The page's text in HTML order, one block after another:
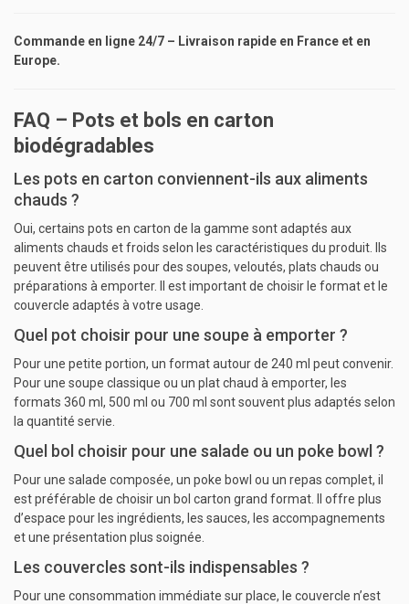
Commande en ligne 24/7 – Livraison rapide en France et en
Europe.
FAQ – Pots et bols en carton
biodégradables
Les pots en carton conviennent-ils aux aliments
chauds ?
Oui, certains pots en carton de la gamme sont adaptés aux
aliments chauds et froids selon les caractéristiques du produit. Ils
peuvent être utilisés pour des soupes, veloutés, plats chauds ou
préparations à emporter. Il est important de choisir le format et le
couvercle adaptés à votre usage.
Quel pot choisir pour une soupe à emporter ?
Pour une petite portion, un format autour de 240 ml peut convenir.
Pour une soupe classique ou un plat chaud à emporter, les
formats 360 ml, 500 ml ou 700 ml sont souvent plus adaptés selon
la quantité servie.
Quel bol choisir pour une salade ou un poke bowl ?
Pour une salade composée, un poke bowl ou un repas complet, il
est préférable de choisir un bol carton grand format. Il offre plus
d’espace pour les ingrédients, les sauces, les accompagnements
et une présentation plus soignée.
Les couvercles sont-ils indispensables ?
Pour une consommation immédiate sur place, le couvercle n’est